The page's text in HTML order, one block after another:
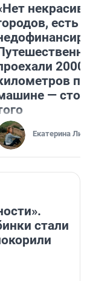
есть
2000
по
—
Екатерина
стали